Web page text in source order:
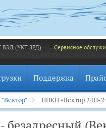
ВЭД (УКТ ЗЕД) Сервисное
Поддержка
ППКП «Вектор 24П-